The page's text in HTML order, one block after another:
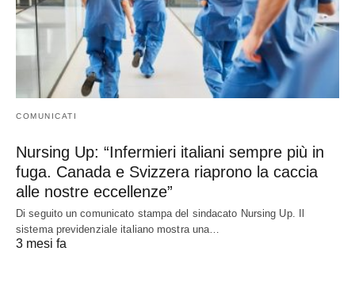
COMUNICATI
Nursing Up: “Infermieri italiani sempre più in
fuga. Canada e Svizzera riaprono la caccia
alle nostre eccellenze”
Di seguito un comunicato stampa del sindacato Nursing Up. Il
sistema previdenziale italiano mostra una…
3 mesi fa